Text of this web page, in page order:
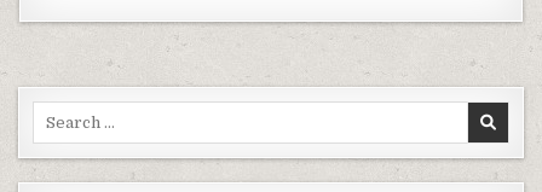
Search for: